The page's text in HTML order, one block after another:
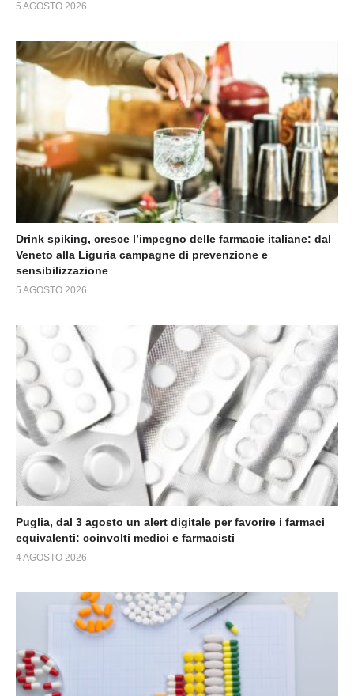
5 AGOSTO 2026
Drink spiking, cresce l’impegno delle farmacie italiane: dal
Veneto alla Liguria campagne di prevenzione e
sensibilizzazione
5 AGOSTO 2026
Puglia, dal 3 agosto un alert digitale per favorire i farmaci
equivalenti: coinvolti medici e farmacisti
4 AGOSTO 2026